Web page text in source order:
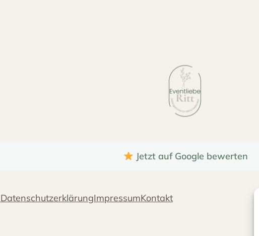
Jetzt auf Google bewerten
DatenschutzerklärungImpressumKontakt